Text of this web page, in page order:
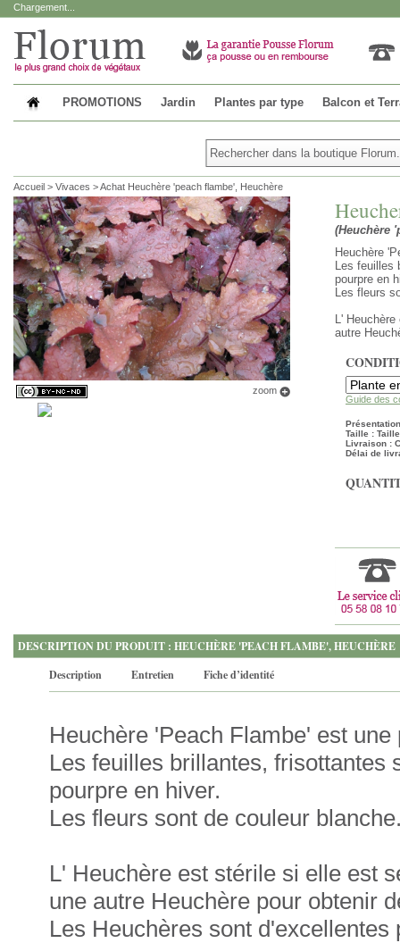
Chargement...
PROMOTIONS Jardin Plantes par type Balcon et
Accueil > Vivaces >Achat Heuchère 'peach flambe', Heuchère
zoom
(Heuchère
Heuchère
Les feuilles
pourpre en
Les fleurs
L'
autre
Guide des
Taille :
Livraison :
Délai de
DESCRIPTION DU PRODUIT : HEUCHÈRE 'PEACH FLAMBE', HEUCHÈRE
Description
Entretien Fiche d’identité
Heuchère 'Peach Flambe' est
Les feuilles brillantes, frisottantes
pourpre en hiver.
Les fleurs sont de couleur
L' Heuchère est stérile si elle est
une autre Heuchère pour obtenir
Les Heuchères sont